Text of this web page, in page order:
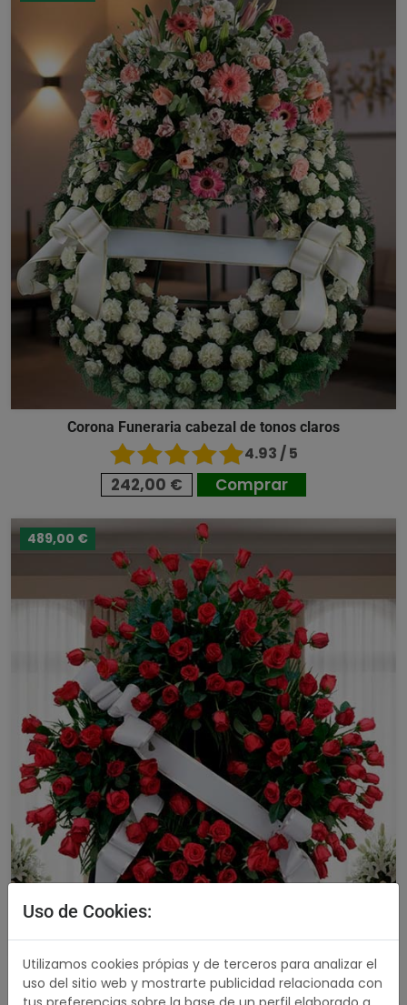
Corona Funeraria cabezal de tonos claros
4.93 / 5
242,00 € Comprar
489,00 €
Corona Premium Rosas Rojas
Uso de Cookies:
Utilizamos cookies própias y de terceros para analizar el
uso del sitio web y mostrarte publicidad relacionada con